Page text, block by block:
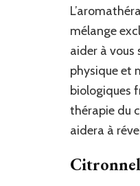
mélange
aider à
physique et
biologiques
thérapie du
aidera à